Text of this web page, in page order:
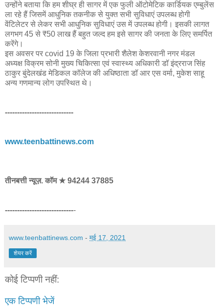
उन्होंने बताया कि हम शीघ्र ही सागर में एक फुली ऑटोमेटिक कार्डियक एम्बुलेंस
ला रहे हैं जिसमें आधुनिक तकनीक से युक्त सभी सुविधाएं उपलब्ध होगी
वेंटिलेटर से लेकर सभी आधुनिक सुविधाएं उस में उपलब्ध होगी। इसकी लागत
लगभग 45 से ₹50 लाख हैं बहुत जल्द हम इसे सागर की जनता के लिए समर्पित
करेंगे।
इस अवसर पर covid 19 के जिला प्रभारी शैलेश केशरवानी नगर मंडल
अध्यक्ष विक्रम सोनी मुख्य चिकित्सा एवं स्वास्थ्य अधिकारी डॉ इंद्रराज सिंह
ठाकुर बुंदेलखंड मेडिकल कॉलेज की अधिष्ठाता डॉ आर एस वर्मा, मुकेश साहू
अन्य गणमान्य लोग उपस्थित थे।
----------------------------
www.teenbattinews.com
तीनबत्ती न्यूज़. कॉम ★ 94244 37885
-----------------------------
www.teenbattinews.com - मई 17, 2021
शेयर करें
कोई टिप्पणी नहीं:
एक टिप्पणी भेजें